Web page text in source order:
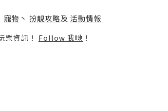
寵物 丶 扮靚攻略及 活動情報
資訊！ Follow 我哋 ！